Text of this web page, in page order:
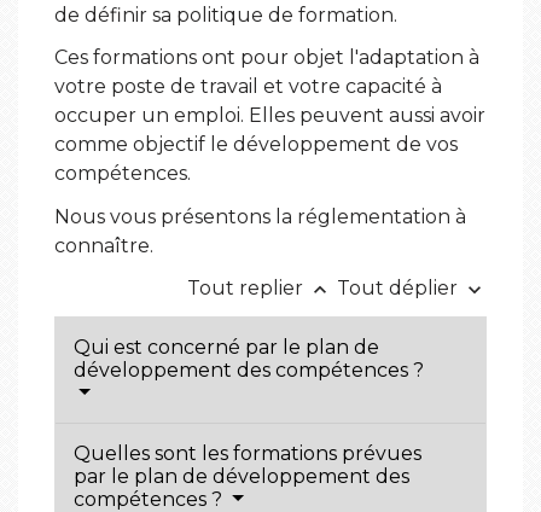
de définir sa politique de formation.
Ces formations ont pour objet l'adaptation à
votre poste de travail et votre capacité à
occuper un emploi. Elles peuvent aussi avoir
comme objectif le développement de vos
compétences.
Nous vous présentons la réglementation à
connaître.
Tout replier keyboard_arrow_up Tout déplier keyboard_arrow_down
Qui est concerné par le plan de
développement des compétences ?
Quelles sont les formations prévues
par le plan de développement des
compétences ?